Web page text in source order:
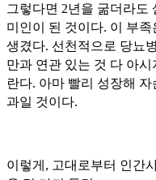
그렇다면 2년을 굶더라도
미인이 된 것이다. 이 부
생겼다. 선천적으로 당뇨
만과 연관 있는 것 다 아
란다. 아마 빨리 성장해
과일 것이다.
이렇게, 고대로부터 인간